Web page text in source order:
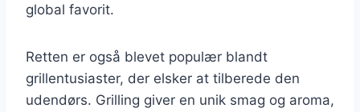
global favorit.
Retten er også blevet populær blandt
grillentusiaster, der elsker at tilberede den
udendørs. Grilling giver en unik smag og aroma,